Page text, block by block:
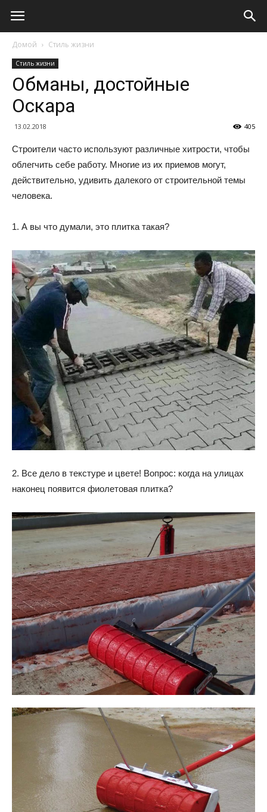
Домой Стиль жизни
Стиль жизни
Обманы, достойные
Оскара
13.02.2018 405
Строители часто используют различные хитрости, чтобы
облегчить себе работу. Многие из их приемов могут,
действительно, удивить далекого от строительной темы
человека.
1. А вы что думали, это плитка такая?
2. Все дело в текстуре и цвете! Вопрос: когда на улицах
наконец появится фиолетовая плитка?